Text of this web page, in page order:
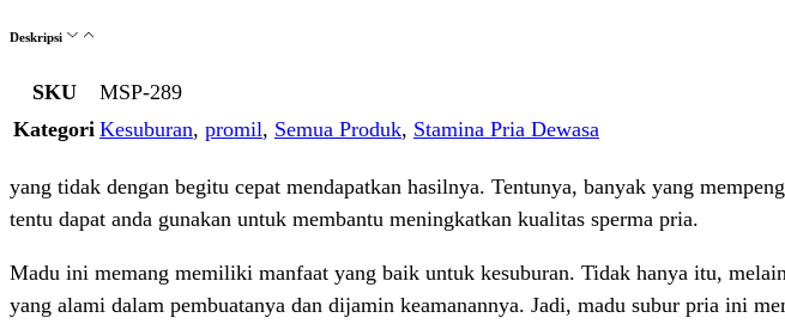
Deskripsi
SKU
MSP-289
Kategori Kesuburan, promil, Semua Produk, Stamina Pria Dewasa
yang tidak dengan begitu cepat mendapatkan hasilnya. Tentunya, banyak yang
tentu dapat anda gunakan untuk membantu meningkatkan kualitas sperma pria.
Madu ini memang memiliki manfaat yang baik untuk kesuburan. Tidak hanya itu,
yang alami dalam pembuatanya dan dijamin keamanannya. Jadi, madu subur pria ini